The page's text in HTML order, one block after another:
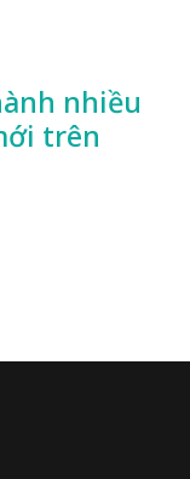
nhiều
trên